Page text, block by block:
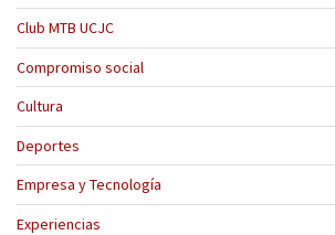
Club MTB UCJC
Compromiso social
Cultura
Deportes
Empresa y Tecnología
Experiencias